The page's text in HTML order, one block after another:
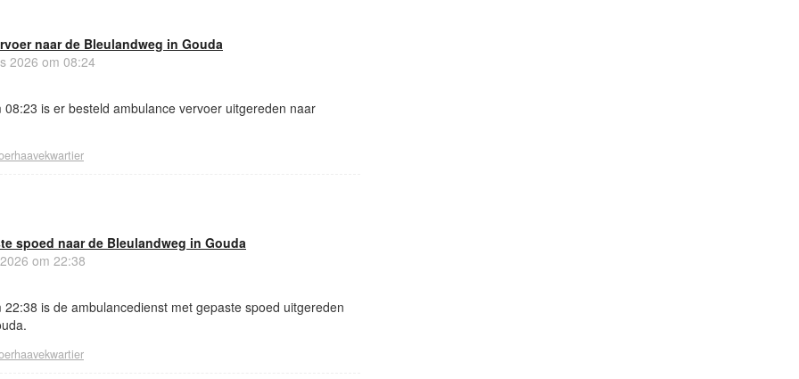
naar de Bleulandweg in Gouda
2026 om 08:24
is er besteld ambulance vervoer uitgereden naar
spoed naar de Bleulandweg in Gouda
om 22:38
is de ambulancedienst met gepaste spoed uitgereden